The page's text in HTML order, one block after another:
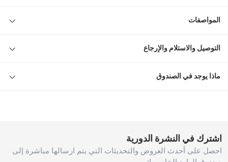
المواصفات
التوصيل والاستلام والإرجاع
ماذا يوجد في الصندوق
اشترك في النشرة الدورية
احصل على أحدث العروض والتحديثات التي يتم ارسالها مباشرة إلى